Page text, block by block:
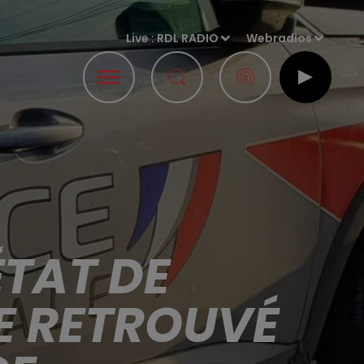
Live :RDL RADIO Webradios
DE